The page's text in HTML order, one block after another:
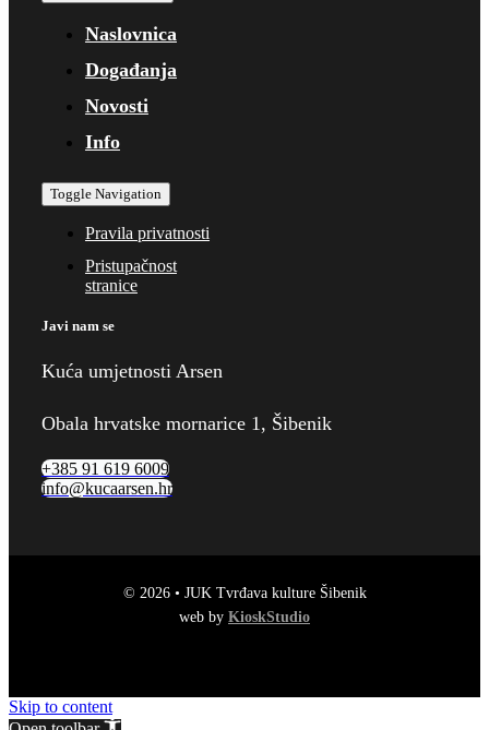
Naslovnica
Događanja
Novosti
Info
Toggle Navigation
Pravila privatnosti
Pristupačnost
stranice
Javi nam se
Kuća umjetnosti Arsen
Obala hrvatske mornarice 1, Šibenik
+385 91 619 6009
info@kucaarsen.hr
© 2026 • JUK Tvrđava kulture Šibenik
web by KioskStudio
Skip to content